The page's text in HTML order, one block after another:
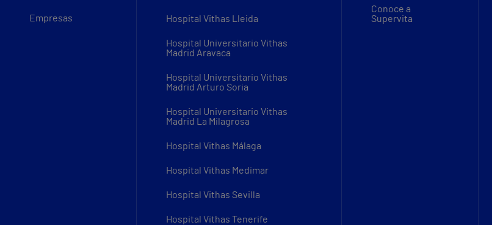
Empresas Hospital Vithas Lleida
Hospital Universitario Vithas
Madrid Aravaca
Hospital Universitario Vithas
Madrid Arturo Soria
Hospital Universitario Vithas
Madrid La Milagrosa
Hospital Vithas Málaga
Hospital Vithas Medimar
Hospital Vithas Sevilla
Hospital Vithas Tenerife
Conoce a
Supervita